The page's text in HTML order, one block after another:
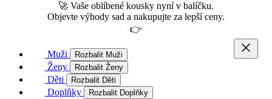
🚀 Vaše oblíbené kousky nyní v balíčku.
Objevte výhody sad a nakupujte za lepší ceny.
👉
Muži Rozbalit Muži
Ženy Rozbalit Ženy
Děti Rozbalit Děti
Doplňky Rozbalit Doplňky